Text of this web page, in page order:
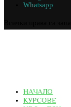
Whatsapp
НАЧАЛО
КУРСОВЕ